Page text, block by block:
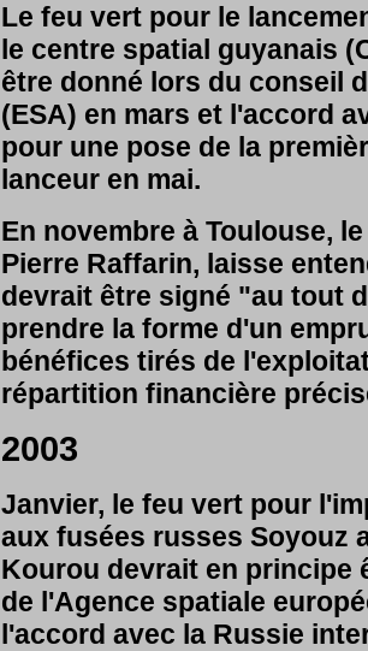
Le feu vert pour le
le centre spatial guyanais
être donné lors du conseil
(ESA) en mars et l'accord
pour une pose de la
lanceur en mai.
En novembre à Toulouse,
Pierre Raffarin, laisse
devrait être signé "au tout
prendre la forme d'un
bénéfices tirés de
répartition financière
2003
Janvier, le feu vert pour
aux fusées russes Soyouz
Kourou devrait en principe
de l'Agence spatiale
l'accord avec la Russie